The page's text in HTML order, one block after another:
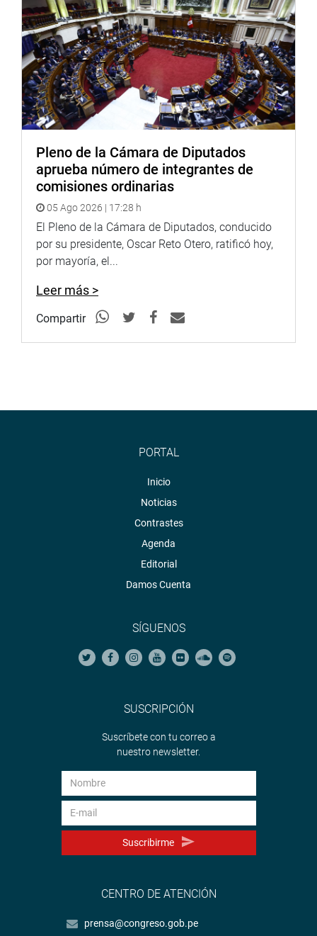
Pleno de la Cámara de Diputados
aprueba número de integrantes de
comisiones ordinarias
05 Ago 2026 | 17:28 h
El Pleno de la Cámara de Diputados, conducido
por su presidente, Oscar Reto Otero, ratificó hoy,
por mayoría, el...
Leer más >
Compartir
PORTAL
Inicio
Noticias
Contrastes
Agenda
Editorial
Damos Cuenta
SÍGUENOS
SUSCRIPCIÓN
Suscríbete con tu correo a
nuestro newsletter.
Suscribirme
CENTRO DE ATENCIÓN
prensa@congreso.gob.pe